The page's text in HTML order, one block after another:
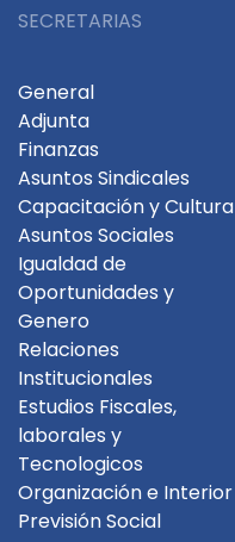
SECRETARIAS
General
Adjunta
Finanzas
Asuntos Sindicales
Capacitación y Cultura
Asuntos Sociales
Igualdad de
Oportunidades y
Genero
Relaciones
Institucionales
Estudios Fiscales,
laborales y
Tecnologicos
Organización e Interior
Previsión Social